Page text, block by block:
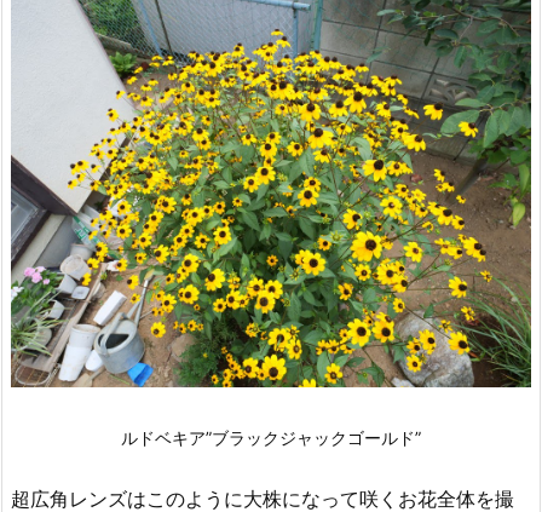
ルドベキア”ブラックジャックゴールド”
超広角レンズはこのように大株になって咲くお花全体を撮